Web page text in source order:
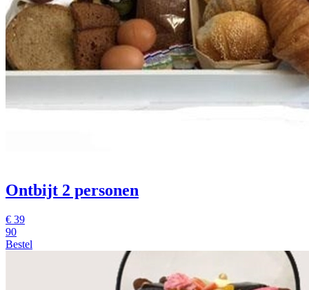
Ontbijt 2 personen
€ 39
90
Bestel